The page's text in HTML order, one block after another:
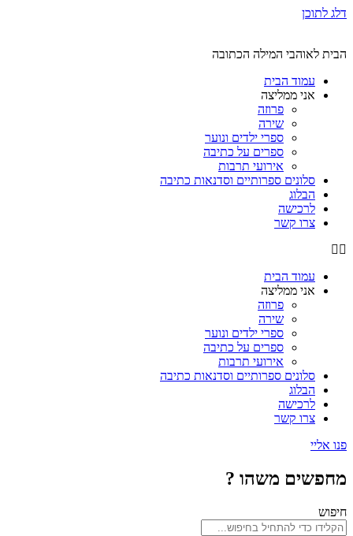
דלג לתוכן
הבית לאוהבי המילה הכתובה
עמוד הבית
אני ממליצה
פרוזה
שירה
ספרי ילדים ונוער
ספרים על כתיבה
אירועי תרבות
סלונים ספרותיים וסדנאות כתיבה
הבלוג
לרכישה
צרו קשר
עמוד הבית
אני ממליצה
פרוזה
שירה
ספרי ילדים ונוער
ספרים על כתיבה
אירועי תרבות
סלונים ספרותיים וסדנאות כתיבה
הבלוג
לרכישה
צרו קשר
פנו אליי
מחפשים משהו ?
חיפוש